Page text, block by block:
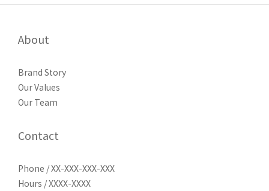
About
Brand Story
Our Values
Our Team
Contact
Phone / XX-XXX-XXX-XXX
Hours / XXXX-XXXX